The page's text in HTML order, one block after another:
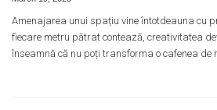
Amenajarea unui spațiu vine întotdeauna cu
fiecare metru pătrat contează, creativitatea
înseamnă că nu poți transforma o cafenea de